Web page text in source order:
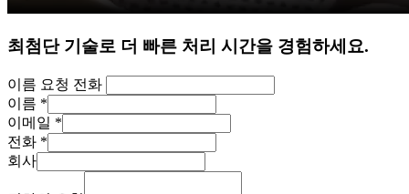
최첨단 기술로 더 빠른 처리 시간을 경험하세요.
이름 요청 전화
이름 *
이메일 *
전화 *
회사